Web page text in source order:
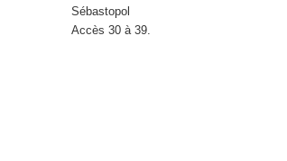
Sébastopol
Accès 30 à 39.